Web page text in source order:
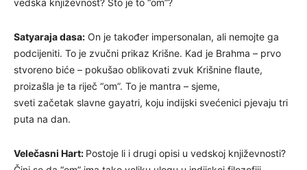
vedska književnost? Što je to “om”?
Satyaraja dasa: On je također impersonalan, ali nemojte ga
podcijeniti. To je zvučni prikaz Krišne. Kad je Brahma – prvo
stvoreno biće – pokušao oblikovati zvuk Krišnine flaute,
proizašla je ta riječ “om”. To je mantra – sjeme,
sveti začetak slavne gayatri, koju indijski svećenici pjevaju tri
puta na dan.
Velečasni Hart: Postoje li i drugi opisi u vedskoj književnosti?